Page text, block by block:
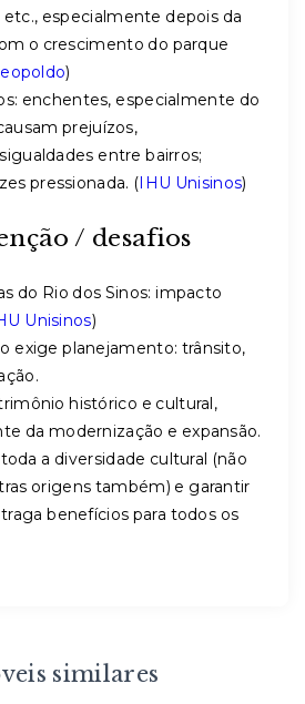
especialmente depois da
o crescimento do parque
)
enchentes, especialmente do
prejuízos,
entre bairros;
pressionada. (IHU Unisinos)
/ desafios
do Rio dos Sinos: impacto
Unisinos)
exige planejamento: trânsito,
histórico e cultural,
da modernização e expansão.
a diversidade cultural (não
origens também) e garantir
benefícios para todos os
similares